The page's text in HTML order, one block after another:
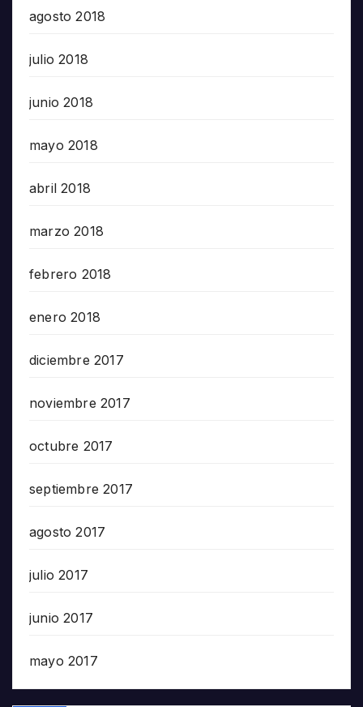
agosto 2018
julio 2018
junio 2018
mayo 2018
abril 2018
marzo 2018
febrero 2018
enero 2018
diciembre 2017
noviembre 2017
octubre 2017
septiembre 2017
agosto 2017
julio 2017
junio 2017
mayo 2017